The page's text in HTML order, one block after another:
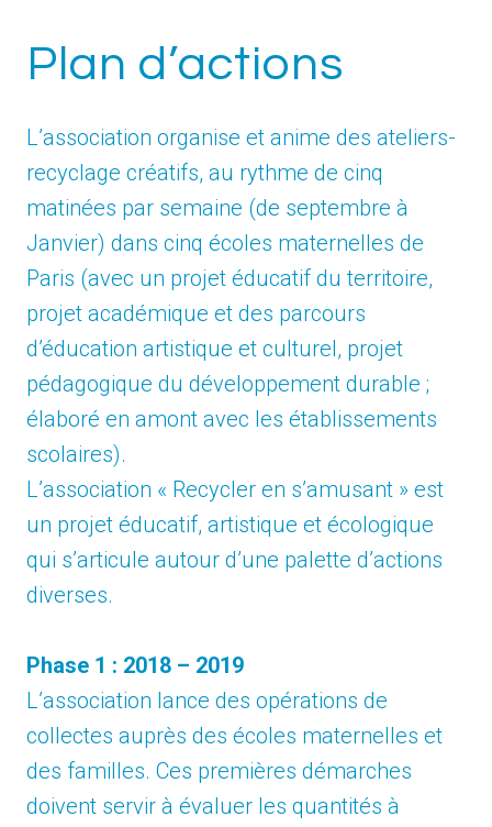
Plan d’actions
L’association organise et anime des ateliers-
recyclage créatifs, au rythme de cinq
matinées par semaine (de septembre à
Janvier) dans cinq écoles maternelles de
Paris (avec un projet éducatif du territoire,
projet académique et des parcours
d’éducation artistique et culturel, projet
pédagogique du développement durable ;
élaboré en amont avec les établissements
scolaires).
L’association « Recycler en s’amusant » est
un projet éducatif, artistique et écologique
qui s’articule autour d’une palette d’actions
diverses.
Phase 1 : 2018 – 2019
L’association lance des opérations de
collectes auprès des écoles maternelles et
des familles. Ces premières démarches
doivent servir à évaluer les quantités à